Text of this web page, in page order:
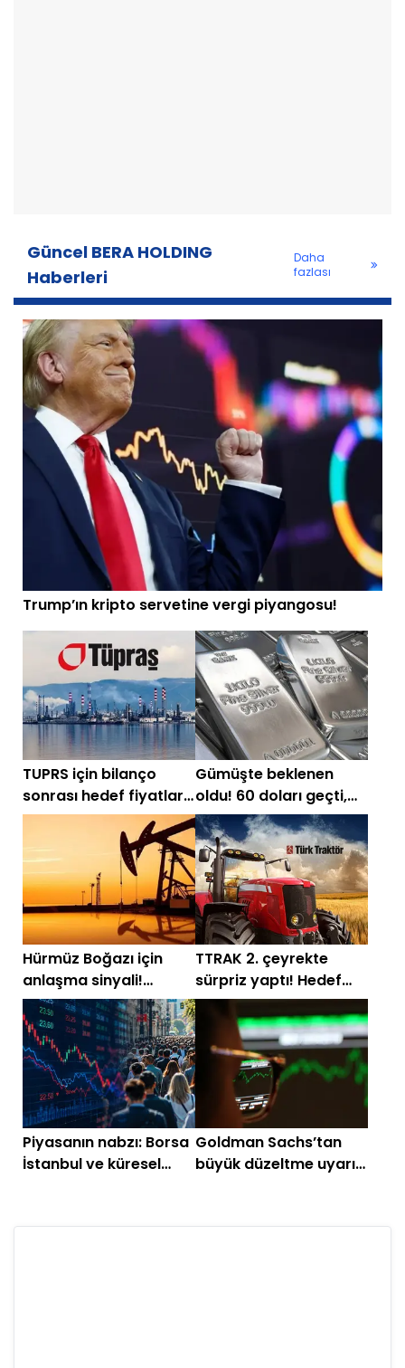
Güncel BERA HOLDING
Haberleri
Daha
fazlası
Trump’ın kripto servetine vergi piyangosu!
TUPRS için bilanço
sonrası hedef fiyatlar
belli oldu
Gümüşte beklenen
oldu! 60 doları geçti,
sırada 65 dolar var
Hürmüz Boğazı için
anlaşma sinyali!
Petrolde sert satış
TTRAK 2. çeyrekte
sürpriz yaptı! Hedef
fiyatlar peş peşe geldi
Piyasanın nabzı: Borsa
İstanbul ve küresel
Goldman Sachs’tan
büyük düzeltme uyarısı